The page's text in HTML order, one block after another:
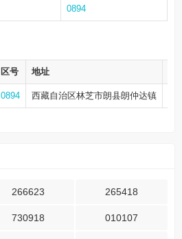
0894
区号 地址
0894 西藏自治区林芝市朗县朗仲达镇
266623 265418
730918 010107